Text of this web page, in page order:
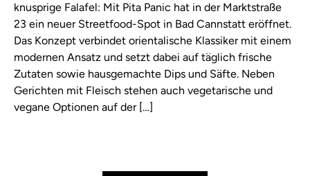
knusprige Falafel: Mit Pita Panic hat in der Marktstraße
23 ein neuer Streetfood-Spot in Bad Cannstatt eröffnet.
Das Konzept verbindet orientalische Klassiker mit einem
modernen Ansatz und setzt dabei auf täglich frische
Zutaten sowie hausgemachte Dips und Säfte. Neben
Gerichten mit Fleisch stehen auch vegetarische und
vegane Optionen auf der […]